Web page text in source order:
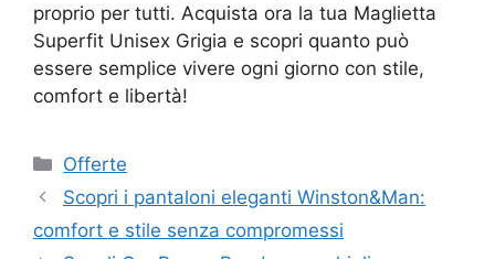
proprio per tutti. Acquista ora la tua Maglietta
Superfit Unisex Grigia e scopri quanto può
essere semplice vivere ogni giorno con stile,
comfort e libertà!
Categorie
Offerte
Scopri i pantaloni eleganti Winston&Man:
comfort e stile senza compromessi